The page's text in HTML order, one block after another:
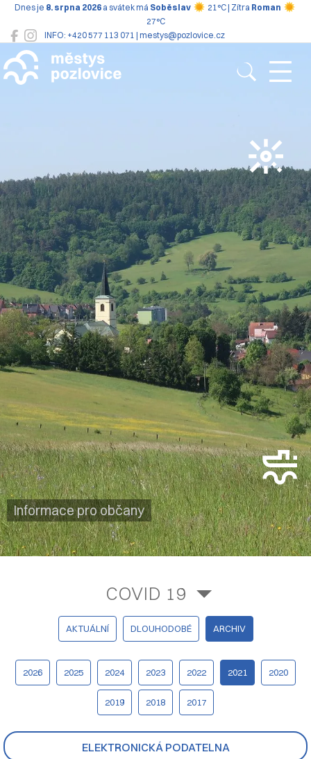
INFO: +420 577 113 071 | mestys@pozlovice.cz
Dnes je 8. srpna 2026 a svátek má Soběslav 21°C | Zítra Roman
27°C
Pozlovice
Informace pro občany
ELEKTRONICKÁ PODATELNA
COVID 19
AKTUÁLNÍ DLOUHODOBÉ ARCHIV
2026 2025 2024 2023 2022 2021 2020
2019 2018 2017